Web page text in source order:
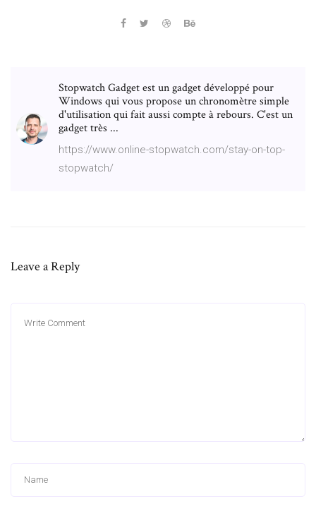
Stopwatch Gadget est un gadget développé pour
Windows qui vous propose un chronomètre simple
d'utilisation qui fait aussi compte à rebours. C'est un
gadget très ...
https://www.online-stopwatch.com/stay-on-top-
stopwatch/
Leave a Reply